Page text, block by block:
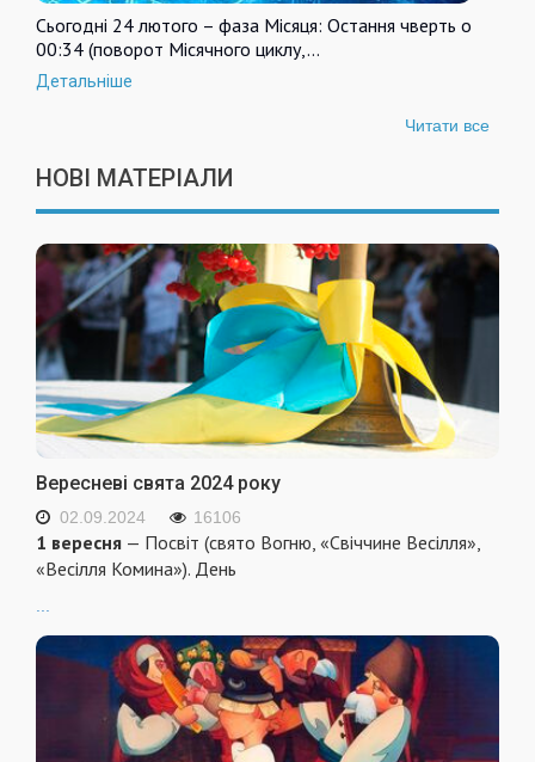
Сьогодні 24 лютого – фаза Місяця: Остання чверть о
00:34 (поворот Місячного циклу,…
Детальніше
Читати все
НОВІ МАТЕРІАЛИ
Вересневі свята 2024 року
02.09.2024 16106
1 вересня — Посвіт (свято Вогню, «Свіччине Весілля»,
«Весілля Комина»). День